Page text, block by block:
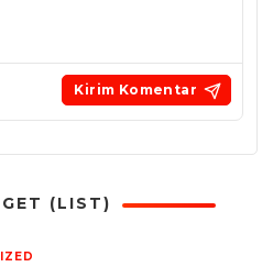
(LIST)